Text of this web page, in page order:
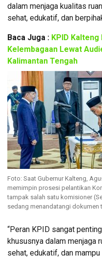
dalam menjaga kualitas
sehat, edukatif, dan
Baca Juga : KPID
Kelembagaan Lewat
Kalimantan Tengah
Foto: Saat Gubernur Kalteng,
memimpin prosesi pelantikan
tampak salah satu komisioner
sedang menandatangi dokumen
“Peran KPID sangat
khususnya dalam menjaga
sehat, edukatif, dan